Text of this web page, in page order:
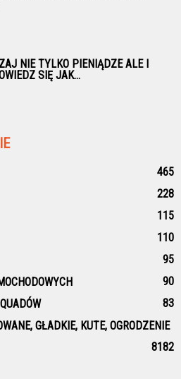
NIE TYLKO PIENIĄDZE ALE I
SIĘ JAK...
465
228
115
110
95
90
83
GŁADKIE, KUTE, OGRODZENIE
82
81